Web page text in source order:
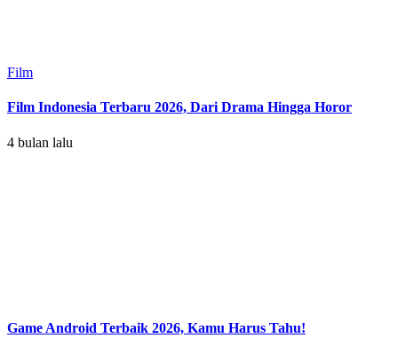
Film
Film Indonesia Terbaru 2026, Dari Drama Hingga Horor
4 bulan lalu
Game Android Terbaik 2026, Kamu Harus Tahu!